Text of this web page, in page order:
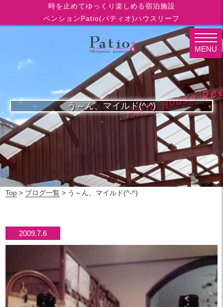
時を止めてゆっくり楽しめる宿泊施設
ペンションPatio(パティオ)ハウスリーフ
う～ん、マイルド(^-^)
Top > ブログ一覧 > う～ん、マイルド(^-^)
2009.7.6
MENU